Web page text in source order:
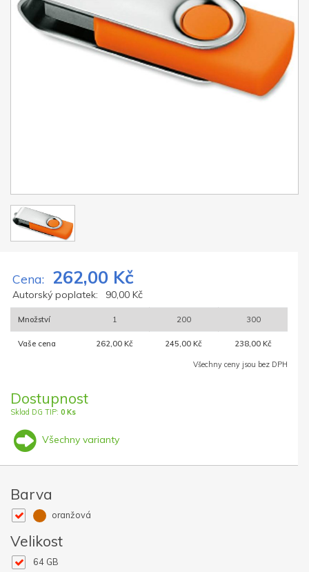
Cena: 262,00 Kč
Autorský poplatek: 90,00 Kč
Množství 1 200 300
Vaše cena 262,00 Kč 245,00 Kč 238,00 Kč
Všechny ceny jsou bez DPH
Dostupnost
Sklad DG TIP: 0 Ks
Všechny varianty
Barva
oranžová
Velikost
64 GB